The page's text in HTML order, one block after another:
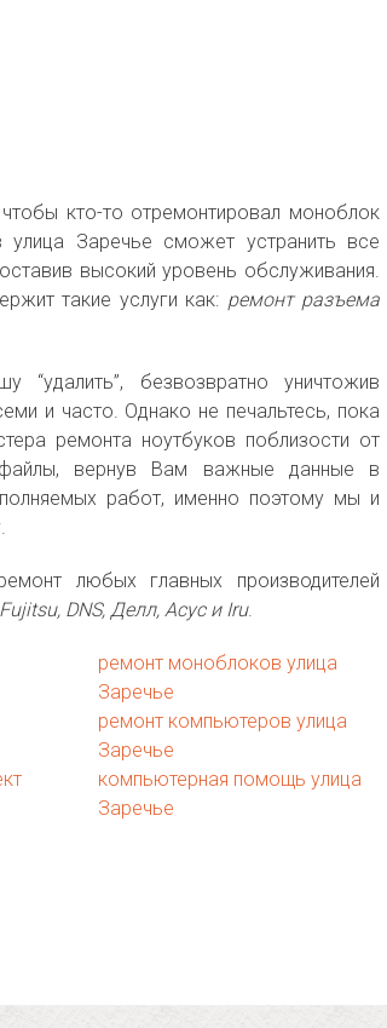
кто-то отремонтировал моноблок
улица Заречье сможет устранить все
высокий уровень обслуживания.
такие услуги как: ремонт разъема
безвозвратно уничтожив
и часто. Однако не печальтесь, пока
ремонта ноутбуков поблизости от
вернув Вам важные данные в
работ, именно поэтому мы и
любых главных производителей
DNS, Делл, Асус и Iru.
ремонт моноблоков улица
Заречье
ремонт компьютеров улица
Заречье
компьютерная помощь улица
Заречье